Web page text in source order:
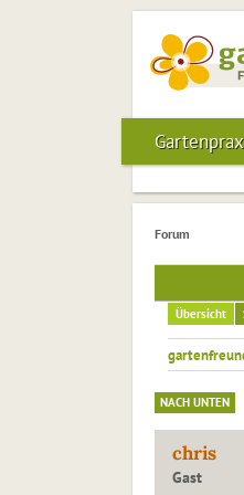
Forum
Übersicht
NACH UNTEN
chris
Gast